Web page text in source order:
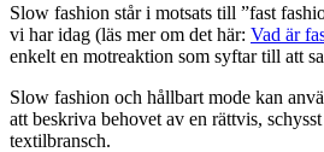
Slow fashion står i motsats till ”fast
vi har idag (läs mer om det här: Vad är
enkelt en motreaktion som syftar till att
Slow fashion och hållbart mode kan
att beskriva behovet av en rättvis,
textilbransch.